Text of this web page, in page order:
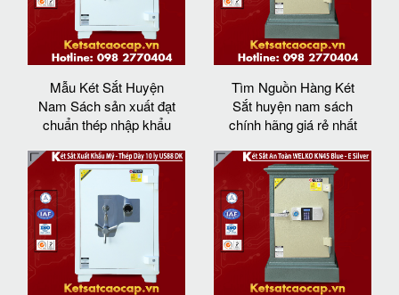
Mẫu Két Sắt Huyện
Nam Sách sản xuất đạt
chuẩn thép nhập khẩu
Tìm Nguồn Hàng Két
Sắt huyện nam sách
chính hãng giá rẻ nhất